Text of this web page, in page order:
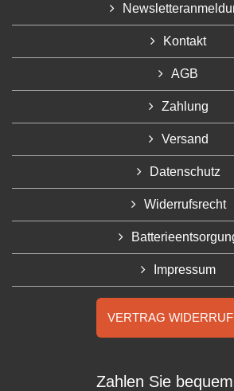
Kontakt
AGB
Zahlung
Versand
Datenschutz
Widerrufsrecht
Impressum
VERTRAG
Zahlen Sie